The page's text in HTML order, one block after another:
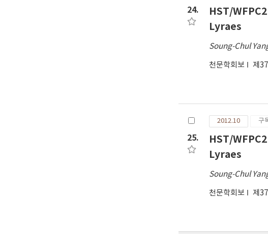
24.
HST/
Lyraes
Soung-Chul
천문학회보 제
25.
2012.10 구
HST/
Lyraes
Soung-Chul
천문학회보 제